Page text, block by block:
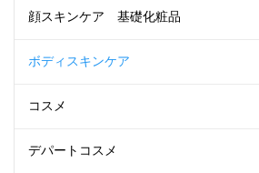
顔スキンケア 基礎化粧品
ボディスキンケア
コスメ
デパートコスメ